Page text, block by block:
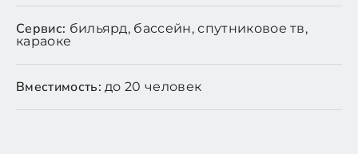
Сервис: бильярд, бассейн, спутниковое тв,
караоке
Вместимость: до 20 человек